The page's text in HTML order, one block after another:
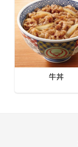
牛丼